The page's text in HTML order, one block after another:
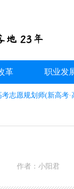
革 职业发
考志愿规划师(新高考·
作者：小阳君